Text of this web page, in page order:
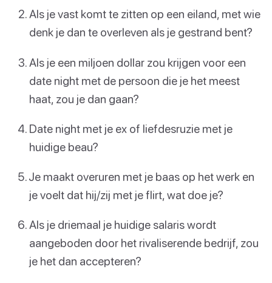
Als je vast komt te zitten op een eiland, met wie
denk je dan te overleven als je gestrand bent?
Als je een miljoen dollar zou krijgen voor een
date night met de persoon die je het meest
haat, zou je dan gaan?
Date night met je ex of liefdesruzie met je
huidige beau?
Je maakt overuren met je baas op het werk en
je voelt dat hij/zij met je flirt, wat doe je?
Als je driemaal je huidige salaris wordt
aangeboden door het rivaliserende bedrijf, zou
je het dan accepteren?